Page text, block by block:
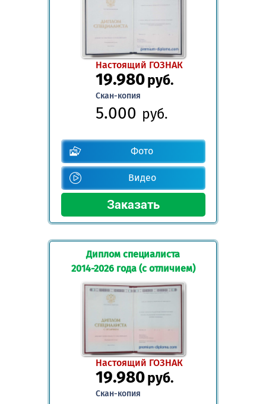
Настоящий ГОЗНАК
19.980руб.
Скан-копия
5.000 руб.
Фото
Видео
Диплом специалиста
2014-2026 года (с отличием)
Настоящий ГОЗНАК
19.980руб.
Скан-копия